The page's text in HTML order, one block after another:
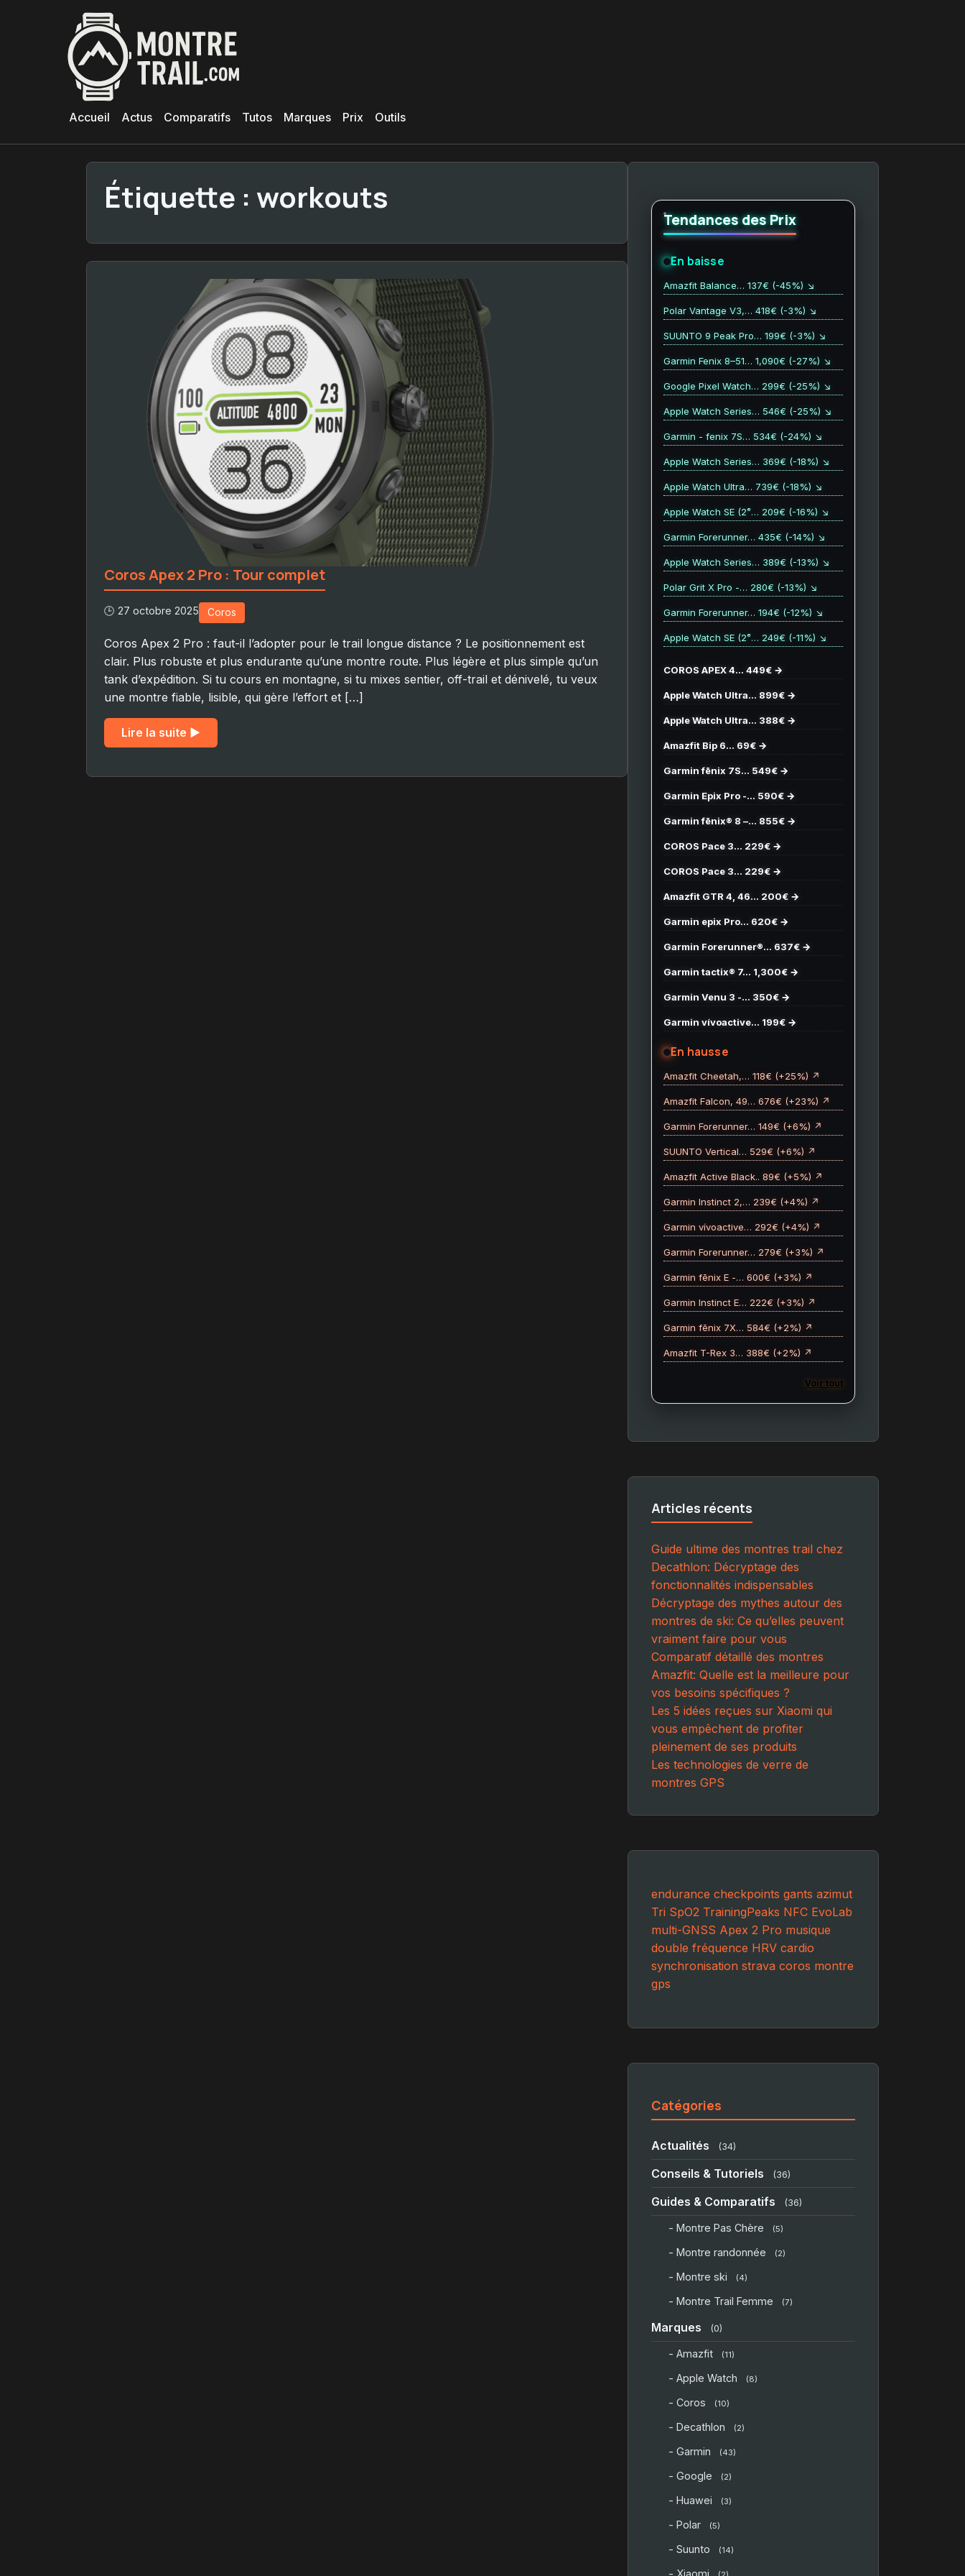
Accueil Actus Comparatifs Tutos Marques Prix Outils
Étiquette : workouts
Coros Apex 2 Pro : Tour complet
🕒 27 octobre 2025 Coros
Coros Apex 2 Pro : faut-il l’adopter pour le trail longue distance ? Le positionnement est
clair. Plus robuste et plus endurante qu’une montre route. Plus légère et plus simple qu’un
tank d’expédition. Si tu cours en montagne, si tu mixes sentier, off-trail et dénivelé, tu veux
une montre fiable, lisible, qui gère l’effort et […]
Lire la suite ▶︎
Tendances des Prix
En baisse
Amazfit Balance… 137€ (-45%) ↘
Polar Vantage V3,… 418€ (-3%) ↘
SUUNTO 9 Peak Pro… 199€ (-3%) ↘
Garmin Fenix 8–51… 1,090€ (-27%) ↘
Google Pixel Watch… 299€ (-25%) ↘
Apple Watch Series… 546€ (-25%) ↘
Garmin - fenix 7S… 534€ (-24%) ↘
Apple Watch Series… 369€ (-18%) ↘
Apple Watch Ultra… 739€ (-18%) ↘
Apple Watch SE (2ᵉ… 209€ (-16%) ↘
Garmin Forerunner… 435€ (-14%) ↘
Apple Watch Series… 389€ (-13%) ↘
Polar Grit X Pro -… 280€ (-13%) ↘
Garmin Forerunner… 194€ (-12%) ↘
Apple Watch SE (2ᵉ… 249€ (-11%) ↘
COROS APEX 4… 449€ →
Apple Watch Ultra… 899€ →
Apple Watch Ultra… 388€ →
Amazfit Bip 6… 69€ →
Garmin fēnix 7S… 549€ →
Garmin Epix Pro -… 590€ →
Garmin fēnix® 8 –… 855€ →
COROS Pace 3… 229€ →
COROS Pace 3… 229€ →
Amazfit GTR 4, 46… 200€ →
Garmin epix Pro… 620€ →
Garmin Forerunner®… 637€ →
Garmin tactix® 7… 1,300€ →
Garmin Venu 3 -… 350€ →
Garmin vívoactive… 199€ →
En hausse
Amazfit Cheetah,… 118€ (+25%) ↗
Amazfit Falcon, 49… 676€ (+23%) ↗
Garmin Forerunner… 149€ (+6%) ↗
SUUNTO Vertical… 529€ (+6%) ↗
Amazfit Active Black.. 89€ (+5%) ↗
Garmin Instinct 2,… 239€ (+4%) ↗
Garmin vívoactive… 292€ (+4%) ↗
Garmin Forerunner… 279€ (+3%) ↗
Garmin fēnix E -… 600€ (+3%) ↗
Garmin Instinct E… 222€ (+3%) ↗
Garmin fēnix 7X… 584€ (+2%) ↗
Amazfit T-Rex 3… 388€ (+2%) ↗
Voir tout
Articles récents
Guide ultime des montres trail chez
Decathlon: Décryptage des
fonctionnalités indispensables
Décryptage des mythes autour des
montres de ski: Ce qu’elles peuvent
vraiment faire pour vous
Comparatif détaillé des montres
Amazfit: Quelle est la meilleure pour
vos besoins spécifiques ?
Les 5 idées reçues sur Xiaomi qui
vous empêchent de profiter
pleinement de ses produits
Les technologies de verre de
montres GPS
endurance checkpoints gants azimut
Tri SpO2 TrainingPeaks NFC EvoLab
multi-GNSS Apex 2 Pro musique
double fréquence HRV cardio
synchronisation strava coros montre
gps
Catégories
Actualités (34)
Conseils & Tutoriels (36)
Guides & Comparatifs (36)
- Montre Pas Chère (5)
- Montre randonnée (2)
- Montre ski (4)
- Montre Trail Femme (7)
Marques (0)
- Amazfit (11)
- Apple Watch (8)
- Coros (10)
- Decathlon (2)
- Garmin (43)
- Google (2)
- Huawei (3)
- Polar (5)
- Suunto (14)
- Xiaomi